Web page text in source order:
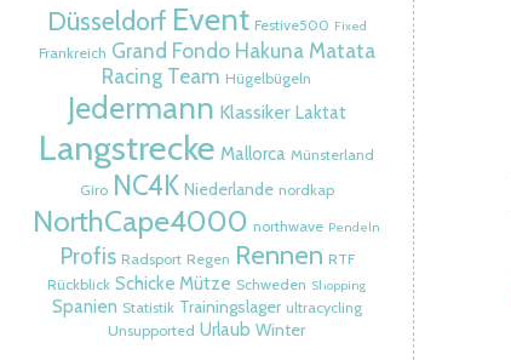
Düsseldorf Event Festive500 Fixed
Frankreich Grand Fondo Hakuna Matata
Racing Team Hügelbügeln
Jedermann Klassiker Laktat
Langstrecke Mallorca Münsterland
Giro NC4K Niederlande nordkap
NorthCape4000 northwave Pendeln
Profis Radsport Regen Rennen RTF
Rückblick Schicke Mütze Schweden Shopping
Spanien Statistik Trainingslager ultracycling
Unsupported Urlaub Winter